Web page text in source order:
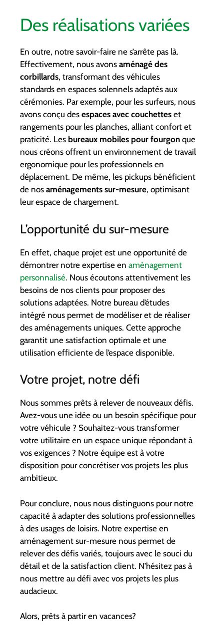
Des réalisations variées
En outre, notre savoir-faire ne s’arrête pas là.
Effectivement, nous avonsaménagé des
corbillards, transformant des véhicules
standards en espaces solennels adaptés aux
cérémonies. Par exemple, pour les surfeurs, nous
avons conçu desespaces avec couchettes et
rangements pour les planches, alliant confort et
praticité. Les bureaux mobiles pour fourgon que
nous créons offrent un environnement de travail
ergonomique pour les professionnels en
déplacement. De même, les pickups bénéficient
de nosaménagements sur-mesure, optimisant
leur espace de chargement.
L’opportunité du sur-mesure
En effet, chaque projet est une opportunité de
démontrer notre expertise enaménagement
personnalisé. Nous écoutons attentivement les
besoins de nos clients pour proposer des
solutions adaptées. Notre bureau d’études
intégré nous permet de modéliser et de réaliser
des aménagements uniques. Cette approche
garantit une satisfaction optimale et une
utilisation efficiente de l’espace disponible.
Votre projet, notre défi
Nous sommes prêts à relever de nouveaux défis.
Avez-vous une idée ou un besoin spécifique pour
votre véhicule ? Souhaitez-vous transformer
votre utilitaire en un espace unique répondant à
vos exigences ? Notre équipe est à votre
disposition pour concrétiser vos projets les plus
ambitieux.
Pour conclure, nous nous distinguons pour notre
capacité à adapter des solutions professionnelles
à des usages de loisirs. Notre expertise en
aménagement sur-mesure nous permet de
relever des défis variés, toujours avec le souci du
détail et de la satisfaction client. N’hésitez pas à
nous mettre au défi avec vos projets les plus
audacieux.
Alors, prêts à partir en vacances?